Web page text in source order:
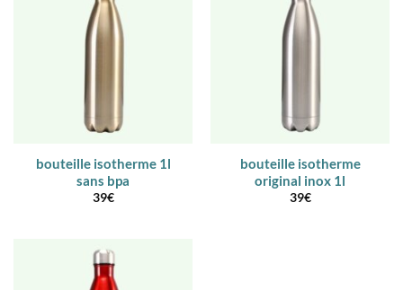
bouteille isotherme 1l
sans bpa
39€
bouteille isotherme
original inox 1l
39€